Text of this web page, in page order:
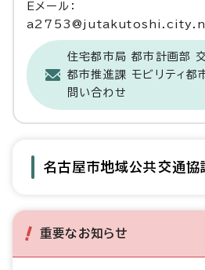
Eメール：
住宅都市局 都市計画部 交
都市推進課 モビリティ都
問い合わせ
名古屋市地域公共交通協
重要なお知らせ